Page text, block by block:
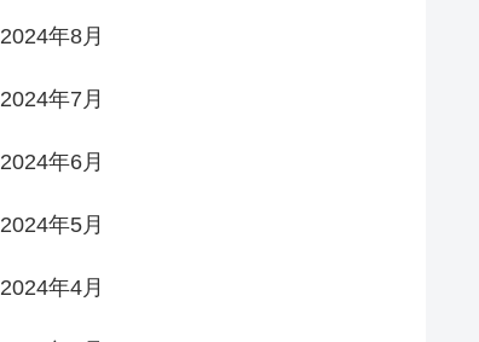
2024年8月
2024年7月
2024年6月
2024年5月
2024年4月